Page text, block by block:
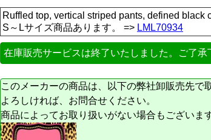
Ruffled top, vertical striped pants, defined black
S～Lサイズ商品あります。 => LML70934
在庫販売サービスは終了いたしました。ご了承
このメーカーの商品は、以下の弊社卸販売先で
よろしければ、お問合せください。
商品によってお取り扱いがない場合もございま